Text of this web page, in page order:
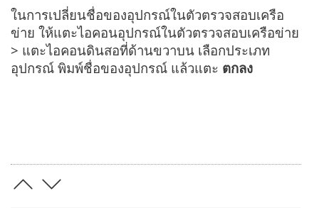
ในการเปลี่ยนชื่อของอุปกรณ์ในตัวตรวจสอบเครือ
ข่าย ให้แตะไอคอนอุปกรณ์ในตัวตรวจสอบเครือข่าย
> แตะไอคอนดินสอที่ด้านขวาบน เลือกประเภท
อุปกรณ์ พิมพ์ชื่อของอุปกรณ์ แล้วแตะ ตกลง